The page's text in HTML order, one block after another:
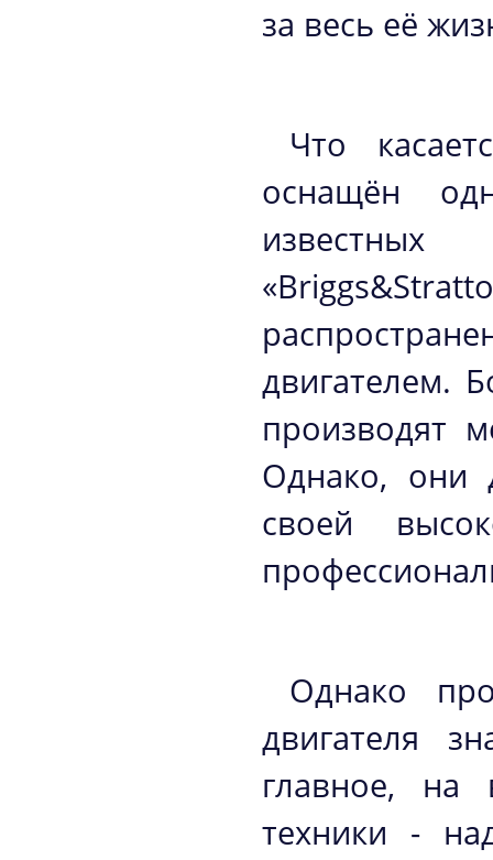
за весь её
Что
оснащён
двигателем.
производят
Однако, они
своей
Однако
двигателя
главное, на
техники -